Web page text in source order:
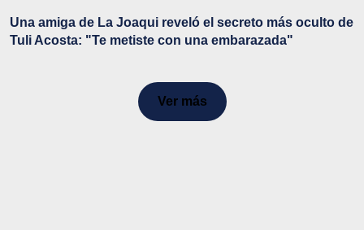
Una amiga de La Joaqui reveló el secreto más oculto de
Tuli Acosta: "Te metiste con una embarazada"
Ver más